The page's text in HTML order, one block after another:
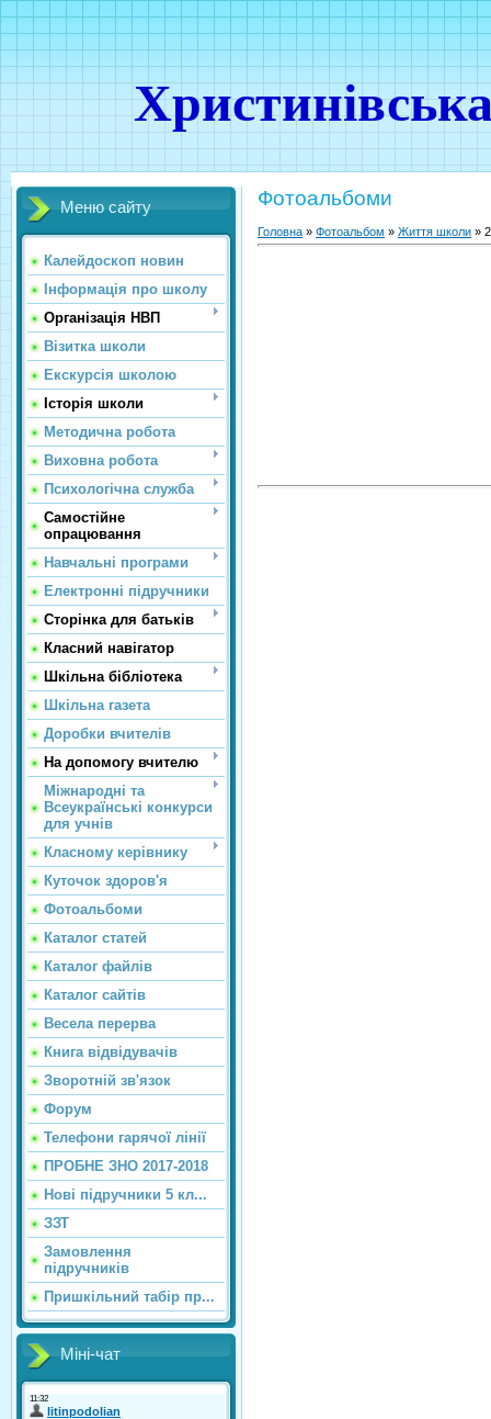
Меню сайту
Калейдоскоп новин
Інформація про школу
Організація НВП
Візитка школи
Екскурсія школою
Історія школи
Методична робота
Виховна робота
Психологічна служба
Самостійне
опрацювання
Навчальні програми
Електронні підручники
Сторінка для батьків
Класний навігатор
Шкільна бібліотека
Шкільна газета
Доробки вчителів
На допомогу вчителю
Міжнародні та
Всеукраїнські конкурси
для учнів
Класному керівнику
Куточок здоров'я
Фотоальбоми
Каталог статей
Каталог файлів
Каталог сайтiв
Весела перерва
Книга відвідувачів
Зворотній зв'язок
Форум
Телефони гарячої лінії
ПРОБНЕ ЗНО 2017-2018
Нові підручники 5 кл...
ЗЗТ
Замовлення
підручників
Пришкільний табір пр...
Міні-чат
Фотоальбоми
Головна » Фотоальбом » Життя школи »